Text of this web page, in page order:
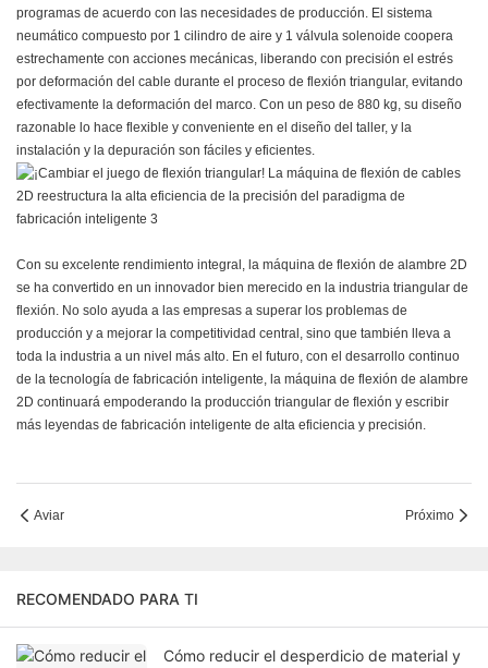
programas de acuerdo con las necesidades de producción. El sistema
neumático compuesto por 1 cilindro de aire y 1 válvula solenoide coopera
estrechamente con acciones mecánicas, liberando con precisión el estrés
por deformación del cable durante el proceso de flexión triangular, evitando
efectivamente la deformación del marco. Con un peso de 880 kg, su diseño
razonable lo hace flexible y conveniente en el diseño del taller, y la
instalación y la depuración son fáciles y eficientes.
Con su excelente rendimiento integral, la máquina de flexión de alambre 2D
se ha convertido en un innovador bien merecido en la industria triangular de
flexión. No solo ayuda a las empresas a superar los problemas de
producción y a mejorar la competitividad central, sino que también lleva a
toda la industria a un nivel más alto. En el futuro, con el desarrollo continuo
de la tecnología de fabricación inteligente, la máquina de flexión de alambre
2D continuará empoderando la producción triangular de flexión y escribir
más leyendas de fabricación inteligente de alta eficiencia y precisión.
Aviar Próximo
RECOMENDADO PARA TI
Cómo reducir el desperdicio de material y